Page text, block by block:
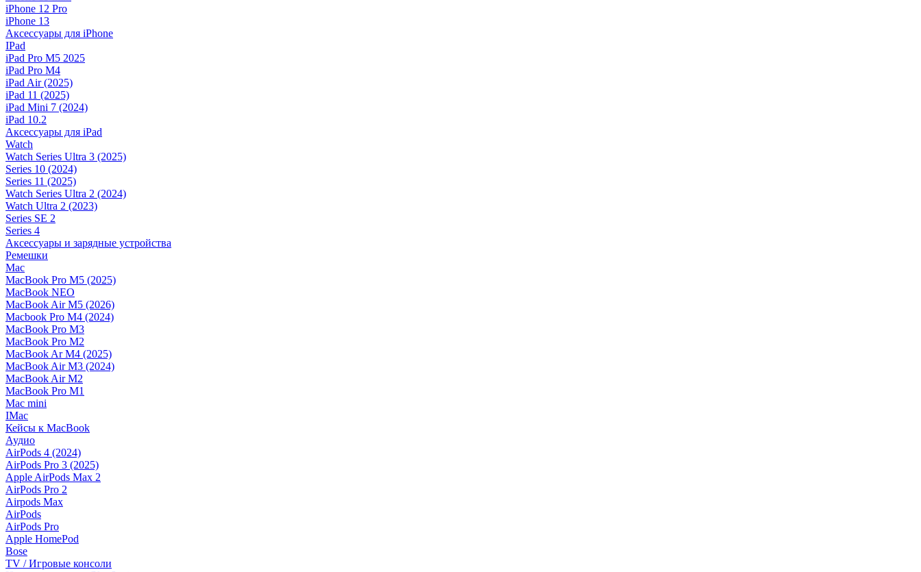
iPhone 12 Pro
iPhone 13
Аксессуары для iPhone
IPad
iPad Pro M5 2025
iPad Pro M4
iPad Air (2025)
iPad 11 (2025)
iPad Mini 7 (2024)
iPad 10.2
Аксессуары для iPad
Watch
Watch Series Ultra 3 (2025)
Series 10 (2024)
Series 11 (2025)
Watch Series Ultra 2 (2024)
Watch Ultra 2 (2023)
Series SE 2
Series 4
Аксессуары и зарядные устройства
Ремешки
Mac
MacBook Pro M5 (2025)
MacBook NEO
MacBook Air M5 (2026)
Macbook Pro M4 (2024)
MacBook Pro M3
MacBook Pro M2
MacBook Ar M4 (2025)
MacBook Air M3 (2024)
MacBook Air M2
MacBook Pro M1
Mac mini
IMac
Кейсы к MacBook
Аудио
AirPods 4 (2024)
AirPods Pro 3 (2025)
Apple AirPods Max 2
AirPods Pro 2
Airpods Max
AirPods
AirPods Pro
Apple HomePod
Bose
TV / Игровые консоли